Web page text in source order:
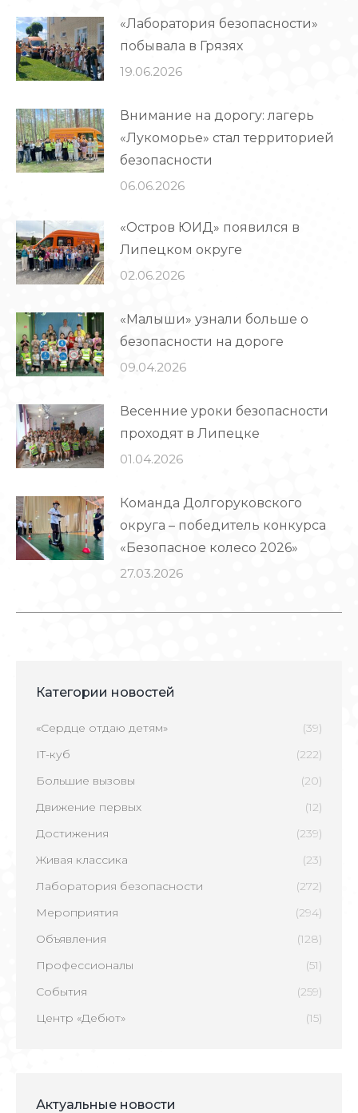
«Лаборатория безопасности»
побывала в Грязях
19.06.2026
Внимание на дорогу: лагерь
«Лукоморье» стал территорией
безопасности
06.06.2026
«Остров ЮИД» появился в
Липецком округе
02.06.2026
«Малыши» узнали больше о
безопасности на дороге
09.04.2026
Весенние уроки безопасности
проходят в Липецке
01.04.2026
Команда Долгоруковского
округа – победитель конкурса
«Безопасное колесо 2026»
27.03.2026
Категории новостей
«Сердце отдаю детям»
(39)
IT-куб
(222)
Большие вызовы
(20)
Движение первых
(12)
Достижения
(239)
Живая классика
(23)
Лаборатория безопасности
(272)
Мероприятия
(294)
Объявления
(128)
Профессионалы
(51)
События
(259)
Центр «Дебют»
(15)
Актуальные новости